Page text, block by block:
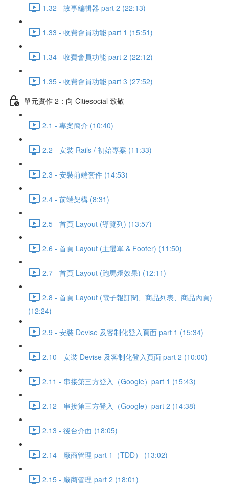
1.32 - 故事編輯器 part 2 (22:13)
1.33 - 收費會員功能 part 1 (15:51)
1.34 - 收費會員功能 part 2 (22:12)
1.35 - 收費會員功能 part 3 (27:52)
單元實作 2：向 Citiesocial 致敬
2.1 - 專案簡介 (10:40)
2.2 - 安裝 Rails / 初始專案 (11:33)
2.3 - 安裝前端套件 (14:53)
2.4 - 前端架構 (8:31)
2.5 - 首頁 Layout (導覽列) (13:57)
2.6 - 首頁 Layout (主選單 & Footer) (11:50)
2.7 - 首頁 Layout (跑馬燈效果) (12:11)
2.8 - 首頁 Layout (電子報訂閱、商品列表、商品內頁)
(12:24)
2.9 - 安裝 Devise 及客制化登入頁面 part 1 (15:34)
2.10 - 安裝 Devise 及客制化登入頁面 part 2 (10:00)
2.11 - 串接第三方登入（Google）part 1 (15:43)
2.12 - 串接第三方登入（Google）part 2 (14:38)
2.13 - 後台介面 (18:05)
2.14 - 廠商管理 part 1（TDD） (13:02)
2.15 - 廠商管理 part 2 (18:01)